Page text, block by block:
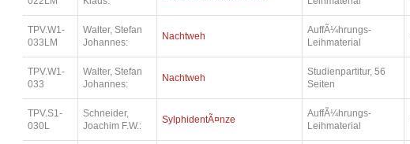
TPV.W1-
033LM
Walter, Stefan
Johannes:
Nachtweh
AuffÃ¼hrungs-
Leihmaterial
TPV.W1-
033
Walter, Stefan
Johannes:
Nachtweh
Studienpartitur, 56
Seiten
TPV.S1-
030L
Schneider,
Joachim F.W.:
SylphidentÃ¤nze
AuffÃ¼hrungs-
Leihmaterial